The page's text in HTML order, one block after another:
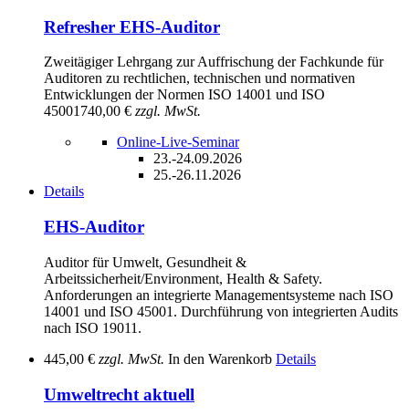
Refresher EHS-Auditor
Zweitägiger Lehrgang zur Auffrischung der Fachkunde für
Auditoren zu rechtlichen, technischen und normativen
Entwicklungen der Normen ISO 14001 und ISO
45001740,00 € zzgl. MwSt.
Online-Live-Seminar
23.-24.09.2026
25.-26.11.2026
Details
EHS-Auditor
Auditor für Umwelt, Gesundheit &
Arbeitssicherheit/Environment, Health & Safety.
Anforderungen an integrierte Managementsysteme nach ISO
14001 und ISO 45001. Durchführung von integrierten Audits
nach ISO 19011.
445,00 € zzgl. MwSt. In den Warenkorb Details
Umweltrecht aktuell